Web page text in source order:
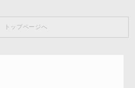
トップページへ